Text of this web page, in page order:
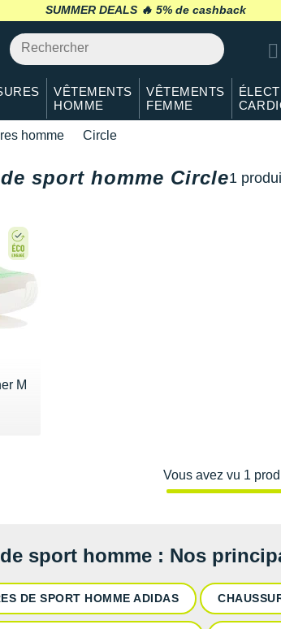
SUMMER DEALS 🔥 retour 30 jours*
VÊTEMENTS
HOMME
VÊTEMENTS
FEMME
homme Circle
sport homme Circle1
M
Vous avez vu 1
sport homme : Nos
DE SPORT HOMME ADIDAS